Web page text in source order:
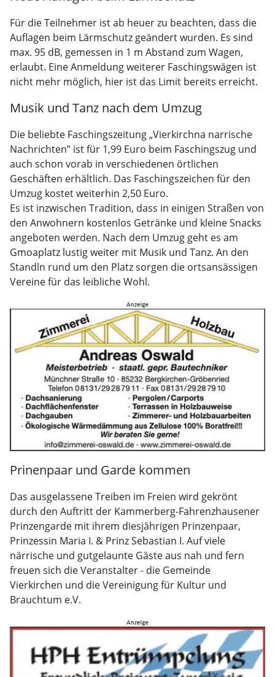
Für die Teilnehmer ist ab heuer zu beachten, dass die
Auflagen beim Lärmschutz geändert wurden. Es sind
max. 95 dB, gemessen in 1 m Abstand zum Wagen,
erlaubt. Eine Anmeldung weiterer Faschingswägen ist
nicht mehr möglich, hier ist das Limit bereits erreicht.
Musik und Tanz nach dem Umzug
Die beliebte Faschingszeitung „Vierkirchna narrische
Nachrichten” ist für 1,99 Euro beim Faschingszug und
auch schon vorab in verschiedenen örtlichen
Geschäften erhältlich. Das Faschingszeichen für den
Umzug kostet weiterhin 2,50 Euro.
Es ist inzwischen Tradition, dass in einigen Straßen von
den Anwohnern kostenlos Getränke und kleine Snacks
angeboten werden. Nach dem Umzug geht es am
Gmoaplatz lustig weiter mit Musik und Tanz. An den
Standln rund um den Platz sorgen die ortsansässigen
Vereine für das leibliche Wohl.
Prinenpaar und Garde kommen
Das ausgelassene Treiben im Freien wird gekrönt
durch den Auftritt der Kammerberg-Fahrenzhausener
Prinzengarde mit ihrem diesjährigen Prinzenpaar,
Prinzessin Maria I. & Prinz Sebastian I. Auf viele
närrische und gutgelaunte Gäste aus nah und fern
freuen sich die Veranstalter - die Gemeinde
Vierkirchen und die Vereinigung für Kultur und
Brauchtum e.V.